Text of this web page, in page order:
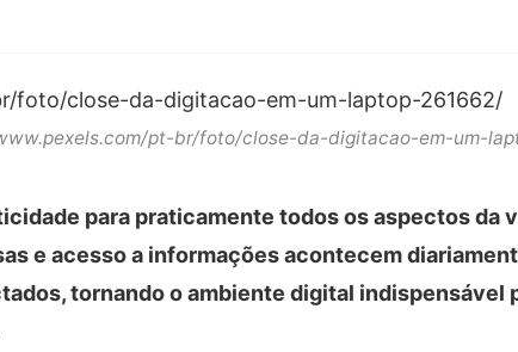
pt-br/foto/close-da-digitacao-em-um-
para praticamente todos os aspectos da
e acesso a informações acontecem
tornando o ambiente digital indispensável